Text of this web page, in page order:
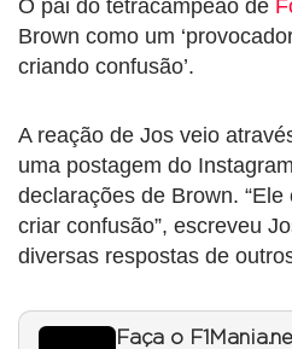
O pai do tetracampeão de
Brown como um
criando confusão’.
A reação de Jos veio
uma postagem do
declarações de Brown.
criar confusão”, escreveu
diversas respostas de
Faça o